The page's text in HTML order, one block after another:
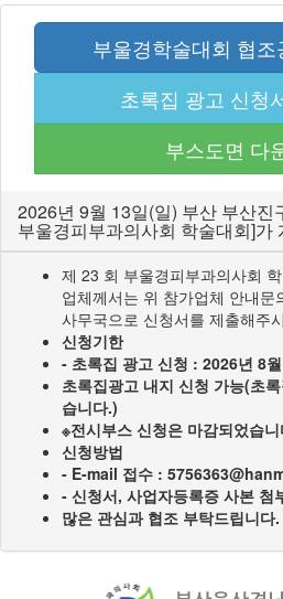
부울경학술대회 협조
초록집 광고 신청
부스도면 다
2026년 9월 13일(일) 부산 부산진
부울경피부과의사회 학술대회]가
제 23 회 부울경피부과의사회
업체께서는 위 참가업체 안내문
사무국으로 신청서를 제출해주
신청기한
- 초록집 광고 신청 : 2026년 8
초록집광고 내지 신청 가능(초
습니다.)
※전시부스 신청은 마감되었습니
신청방법
- E-mail 접수 :
- 신청서, 사업자등록증 사본 첨
많은 관심과 협조 부탁드립니다.